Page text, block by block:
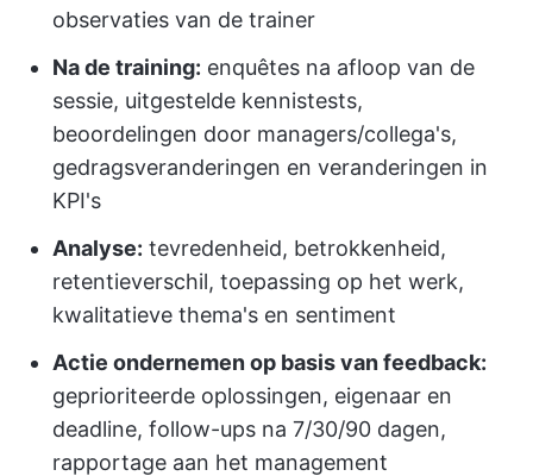
observaties van de trainer
Na de training: enquêtes na afloop van de
sessie, uitgestelde kennistests,
beoordelingen door managers/collega's,
gedragsveranderingen en veranderingen in
KPI's
Analyse: tevredenheid, betrokkenheid,
retentieverschil, toepassing op het werk,
kwalitatieve thema's en sentiment
Actie ondernemen op basis van feedback:
geprioriteerde oplossingen, eigenaar en
deadline, follow-ups na 7/30/90 dagen,
rapportage aan het management